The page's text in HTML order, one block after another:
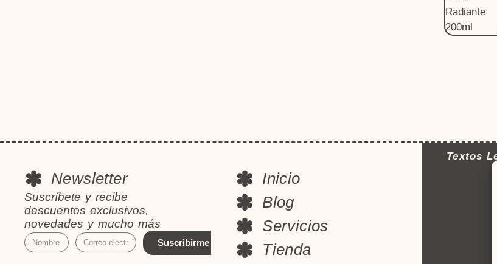
Newsletter
Suscríbete y recibe
descuentos exclusivos,
novedades y mucho más
Suscribirme
Inicio
Blog
Servicios
Tienda
Textos